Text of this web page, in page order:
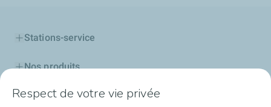
Stations-service
Nos produits
Cartes TotalEnergies
Respect de votre vie privée